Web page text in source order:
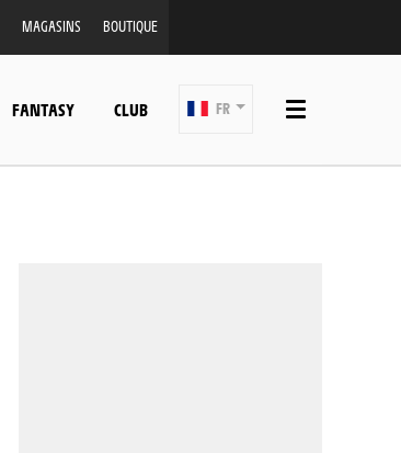
MAGASINS BOUTIQUE
FANTASY CLUB FR